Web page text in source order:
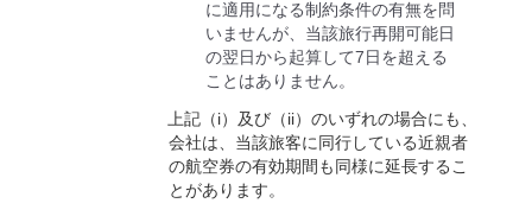
に適用になる制約条件の有無を問
いませんが、当該旅行再開可能日
の翌日から起算して7日を超える
ことはありません。
上記（i）及び（ii）のいずれの場合にも、
会社は、当該旅客に同行している近親者
の航空券の有効期間も同様に延⻑するこ
とがあります。